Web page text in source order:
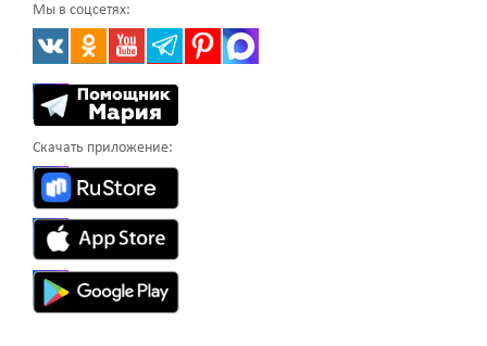
Мы в соцсетях:
Скачать приложение: